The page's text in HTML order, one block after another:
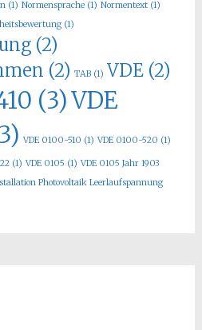
(1) Normensprache(1) Normentext(1)
(1)
(2)
(2) TAB(1) VDE(2)
(3)VDE
VDE 0100-510 (1) VDE 0100-520 (1)
(1) VDE 0105 (1) VDE 0105 Jahr 1903
Photovoltaik Leerlaufspannung